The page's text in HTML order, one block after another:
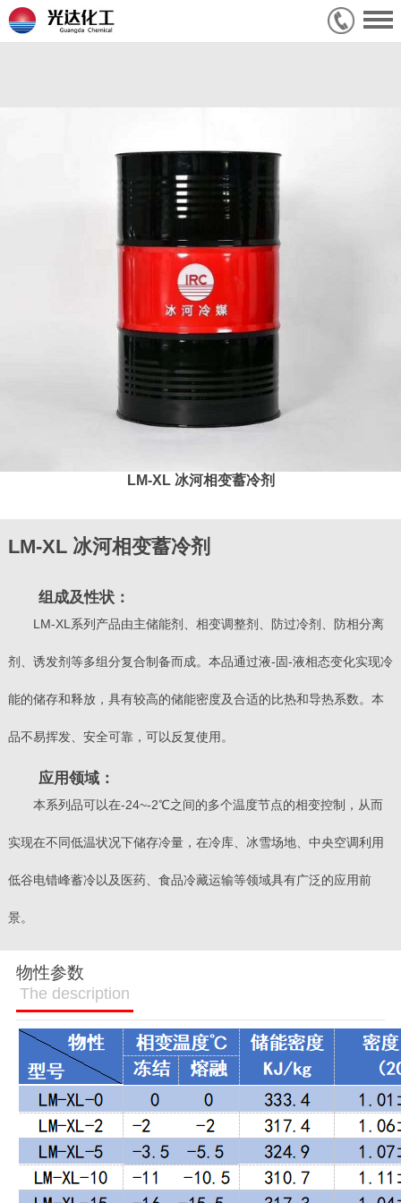
LM-XL 冰河相变蓄冷剂
LM-XL 冰河相变蓄冷剂
组成及性状：
LM-XL系列产品由主储能剂、相变调整剂、防过冷剂、防相分离
剂、诱发剂等多组分复合制备而成。本品通过液-固-液相态变化实现冷
能的储存和释放，具有较高的储能密度及合适的比热和导热系数。本
品不易挥发、安全可靠，可以反复使用。
应用领域：
本系列品可以在-24~-2℃之间的多个温度节点的相变控制，从而
实现在不同低温状况下储存冷量，在冷库、冰雪场地、中央空调利用
低谷电错峰蓄冷以及医药、食品冷藏运输等领域具有广泛的应用前
景。
物性参数
The description